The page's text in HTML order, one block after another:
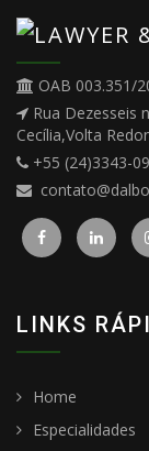
OAB 003.351/
Rua Dezesseis
Cecília,Volta
+55 (24)3343-
LINKS
Home
Especialidades